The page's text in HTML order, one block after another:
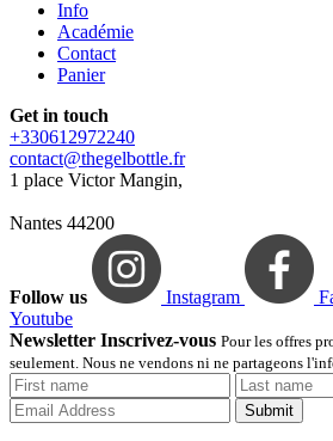
Info
Académie
Contact
Panier
Get in touch
+330612972240
contact@thegelbottle.fr
1 place Victor Mangin,
Nantes 44200
Follow us Instagram
Youtube
Newsletter Inscrivez-vous Pour les offres
seulement. Nous ne vendons ni ne partageons
Submit